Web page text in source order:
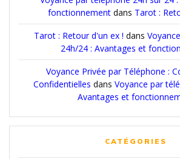
fonctionnement dans Tarot :
Tarot : Retour d'un ex ! dans
24h/24 : Avantages et
Voyance Privée par Téléphone :
Confidentielles dans Voyance par
Avantages et
CATÉGORIES